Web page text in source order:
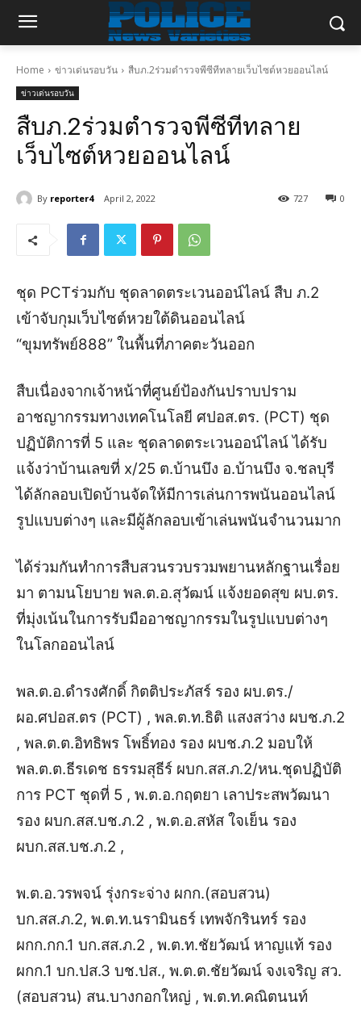
Home ข่าวเด่นรอบวัน สืบภ.2ร่วมตำรวจพีซีทีทลายเว็บไซต์หวยออนไลน์
ข่าวเด่นรอบวัน
สืบภ.2ร่วมตำรวจพีซีทีทลาย
เว็บไซต์หวยออนไลน์
By reporter4 April 2, 2022 0
727
ชุด PCTร่วมกับ ชุดลาดตระเวนออน์ไลน์ สืบ ภ.2
เข้าจับกุมเว็บไซต์หวยใต้ดินออนไลน์
“ขุมทรัพย์888” ในพื้นที่ภาคตะวันออก
สืบเนื่องจากเจ้าหน้าที่ศูนย์ป้องกันปราบปราม
อาชญากรรมทางเทคโนโลยี ศปอส.ตร. (PCT) ชุด
ปฏิบัติการที่ 5 และ ชุดลาดตระเวนออน์ไลน์ ได้รับ
แจ้งว่าบ้านเลขที่ x/25 ต.บ้านบึง อ.บ้านบึง จ.ชลบุรี
ได้ลักลอบเปิดบ้านจัดให้มีการเล่นการพนันออนไลน์
รูปแบบต่างๆ และมีผู้ลักลอบเข้าเล่นพนันจำนวนมาก
ได้ร่วมกันทำการสืบสวนรวบรวมพยานหลักฐานเรื่อย
มา ตามนโยบาย พล.ต.อ.สุวัฒน์ แจ้งยอดสุข ผบ.ตร.
ที่มุ่งเน้นในการรับมืออาชญากรรมในรูปแบบต่างๆ
ในโลกออนไลน์
พล.ต.อ.ดำรงศักดิ์ กิตติประภัสร์ รอง ผบ.ตร./
ผอ.ศปอส.ตร (PCT) , พล.ต.ท.ธิติ แสงสว่าง ผบช.ภ.2
, พล.ต.ต.อิทธิพร โพธิ์ทอง รอง ผบช.ภ.2 มอบให้
พล.ต.ต.ธีรเดช ธรรมสุธีร์ ผบก.สส.ภ.2/หน.ชุดปฏิบัติ
การ PCT ชุดที่ 5 , พ.ต.อ.กฤตยา เลาประสพวัฒนา
รอง ผบก.สส.บช.ภ.2 , พ.ต.อ.สหัส ใจเย็น รอง
ผบก.สส.บช.ภ.2 ,
พ.ต.อ.วรพจน์ รุ่งกระจ่าง ผกก.(สอบสวน)
บก.สส.ภ.2, พ.ต.ท.นรามินธร์ เทพจักรินทร์ รอง
ผกก.กก.1 บก.สส.ภ.2 , พ.ต.ท.ชัยวัฒน์ หาญแท้ รอง
ผกก.1 บก.ปส.3 บช.ปส., พ.ต.ต.ชัยวัฒน์ จงเจริญ สว.
(สอบสวน) สน.บางกอกใหญ่ , พ.ต.ท.คณิตนนท์